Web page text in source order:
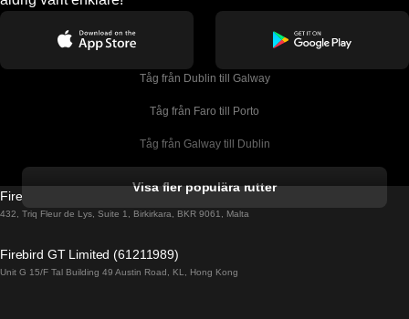
Tåg från Dublin till Galway
Tåg från Faro till Porto
Tåg från Galway till Dublin
Tåg från Porto till Faro
Tåg från Barcelona till Madrid
Visa fler populära rutter
Firebird GT Limited (OC 1451)
432, Triq Fleur de Lys, Suite 1, Birkirkara, BKR 9061, Malta
Firebird GT Limited (61211989)
Unit G 15/F Tal Building 49 Austin Road, KL, Hong Kong